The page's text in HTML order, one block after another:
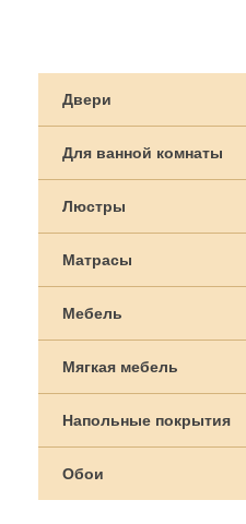
по
записям
Двери
Для ванной комнаты
Люстры
Матрасы
Мебель
Мягкая мебель
Напольные покрытия
Обои